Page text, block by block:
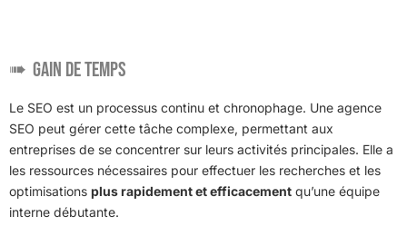
Gain de temps
Le SEO est un processus continu et chronophage. Une agence
SEO peut gérer cette tâche complexe, permettant aux
entreprises de se concentrer sur leurs activités principales. Elle a
les ressources nécessaires pour effectuer les recherches et les
optimisations plus rapidement et efficacement qu’une équipe
interne débutante.